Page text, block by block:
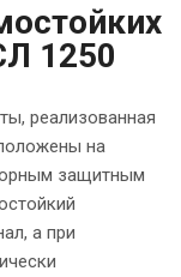
1250
реализованная
на
защитным
а при